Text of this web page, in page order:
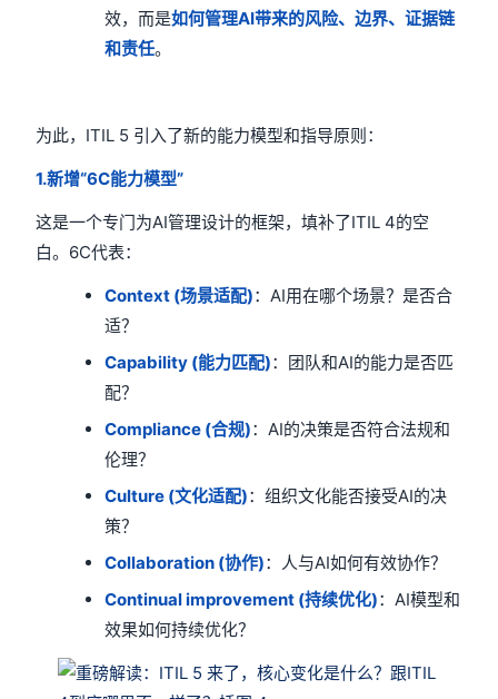
效，而是如何管理AI带来的风险、边界、证据链
和责任。
为此，ITIL 5 引入了新的能力模型和指导原则：
1.新增“6C能力模型”
这是一个专门为AI管理设计的框架，填补了ITIL 4的空
白。6C代表：
Context (场景适配)：AI用在哪个场景？是否合
适？
Capability (能力匹配)：团队和AI的能力是否匹
配？
Compliance (合规)：AI的决策是否符合法规和
伦理？
Culture (文化适配)：组织文化能否接受AI的决
策？
Collaboration (协作)：人与AI如何有效协作？
Continual improvement (持续优化)：AI模型和
效果如何持续优化？